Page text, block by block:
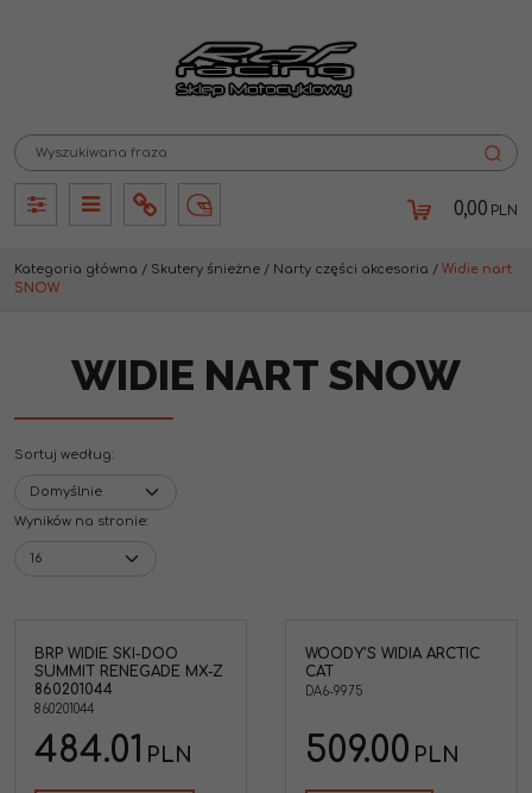
PanelPanelInfo Lang 0,00 PLN
Kategoria główna / Skutery śnieżne / Narty części akcesoria / Widie nart
SNOW
WIDIE NART SNOW
Sortuj według:
Wyników na stronie:
BRP WIDIE SKI-DOO
SUMMIT RENEGADE MX-Z
860201044
860201044
484.01 PLN
WOODY'S Widia Arctic Cat
WOODY'S WIDIA ARCTIC
CAT
DA6-9975
509.00 PLN